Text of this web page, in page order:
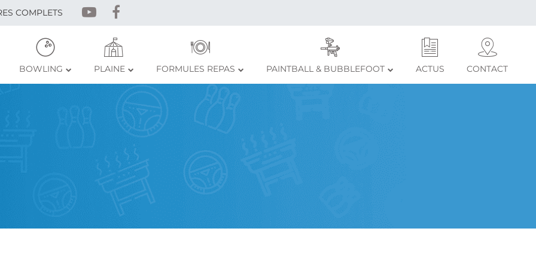
COMPLETS
BOWLING PLAINE FORMULES REPAS PAINTBALL & BUBBLEFOOT ACTUS CONTACT